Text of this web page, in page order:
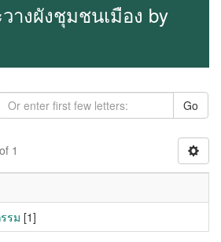
างผังชุมชนเมือง by
Go
1
รม [1]